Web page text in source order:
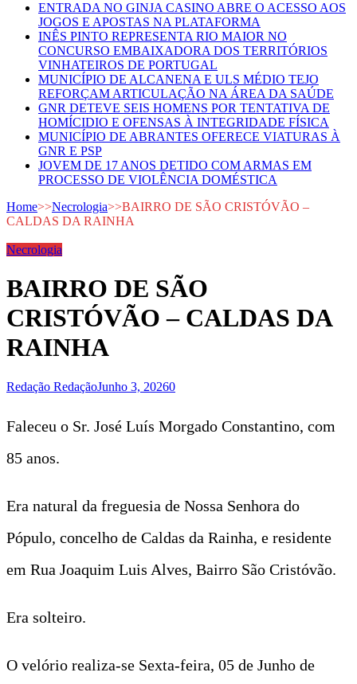
ENTRADA NO GINJA CASINO ABRE O ACESSO AOS
JOGOS E APOSTAS NA PLATAFORMA
INÊS PINTO REPRESENTA RIO MAIOR NO
CONCURSO EMBAIXADORA DOS TERRITÓRIOS
VINHATEIROS DE PORTUGAL
MUNICÍPIO DE ALCANENA E ULS MÉDIO TEJO
REFORÇAM ARTICULAÇÃO NA ÁREA DA SAÚDE
GNR DETEVE SEIS HOMENS POR TENTATIVA DE
HOMÍCIDIO E OFENSAS À INTEGRIDADE FÍSICA
MUNICÍPIO DE ABRANTES OFERECE VIATURAS À
GNR E PSP
JOVEM DE 17 ANOS DETIDO COM ARMAS EM
PROCESSO DE VIOLÊNCIA DOMÉSTICA
Home>>Necrologia>>BAIRRO DE SÃO CRISTÓVÃO –
CALDAS DA RAINHA
Necrologia
BAIRRO DE SÃO
CRISTÓVÃO – CALDAS DA
RAINHA
Redação RedaçãoJunho 3, 20260
Faleceu o Sr. José Luís Morgado Constantino, com
85 anos.
Era natural da freguesia de Nossa Senhora do
Pópulo, concelho de Caldas da Rainha, e residente
em Rua Joaquim Luis Alves, Bairro São Cristóvão.
Era solteiro.
O velório realiza-se Sexta-feira, 05 de Junho de